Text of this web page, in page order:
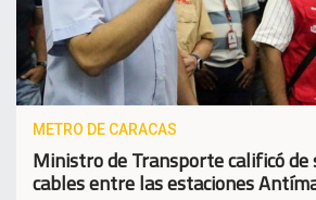
METRO DE CARACAS
Ministro de Transporte calificó de
cables entre las estaciones